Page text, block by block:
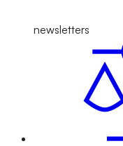
newsletters